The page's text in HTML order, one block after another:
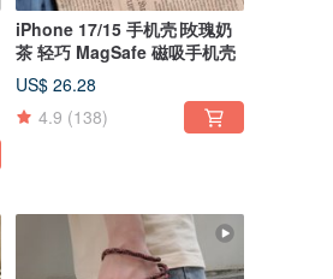
iPhone 17/15 手机壳∣玫瑰奶
茶 轻巧 MagSafe 磁吸手机壳
US$ 26.28
4.9 (138)